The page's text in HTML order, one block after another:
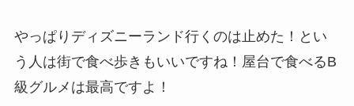
やっぱりディズニーランド行くのは止めた！とい
う人は街で食べ歩きもいいですね！屋台で食べるB
級グルメは最高ですよ！